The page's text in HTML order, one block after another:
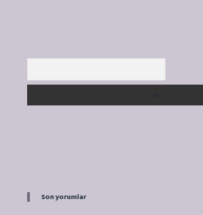
Son yorumlar